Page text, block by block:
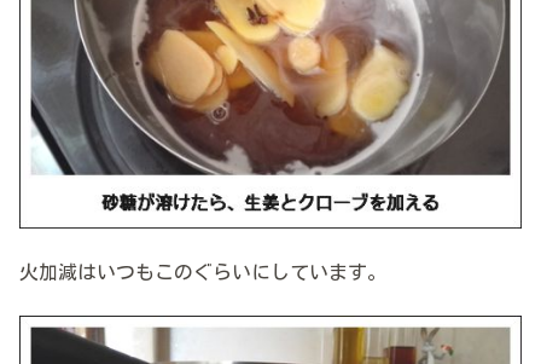
火加減はいつもこのぐらいにしています。